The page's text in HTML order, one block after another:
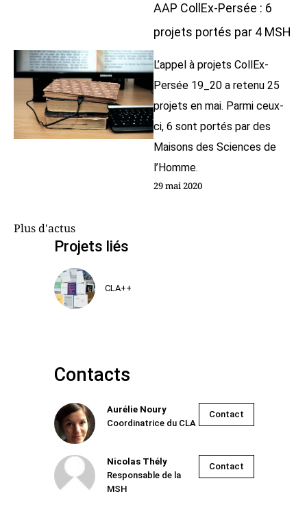
Projets liés
CLA++
Contacts
Aurélie Noury
Coordinatrice du CLA
Contact
Nicolas Thély
Responsable de la
MSH
Contact
AAP CollEx-Persée : 6
projets portés par 4 MSH
L’appel à projets CollEx-
Persée 19_20 a retenu 25
projets en mai. Parmi ceux-
ci, 6 sont portés par des
Maisons des Sciences de
l’Homme.
29 mai 2020
Plus d'actus